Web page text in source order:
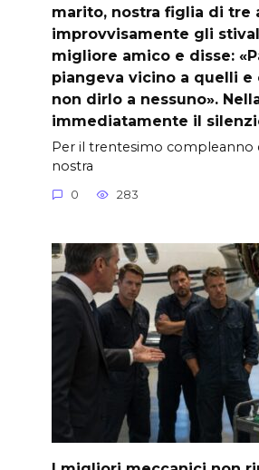
marito, nostra figlia di tre
improvvisamente gli
migliore amico e disse:
piangeva vicino a quelli e
non dirlo a nessuno».
immediatamente il
Per il trentesimo compleanno
nostra
0 283